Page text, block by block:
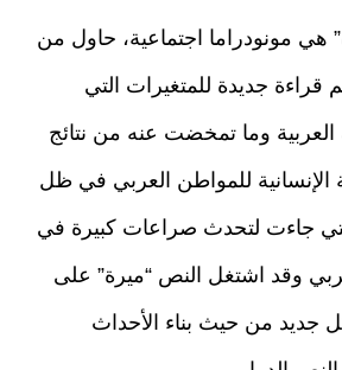
هي مونودراما اجتماعية، حاول من
قراءة جديدة للمتغيرات التي
وما تمخضت عنه من نتائج
الإنسانية للمواطن العربي في ظل
جاءت لتحدث صراعات كبيرة في
وقد اشتغل النص “ميرة” على
جديد من حيث بناء الأحداث